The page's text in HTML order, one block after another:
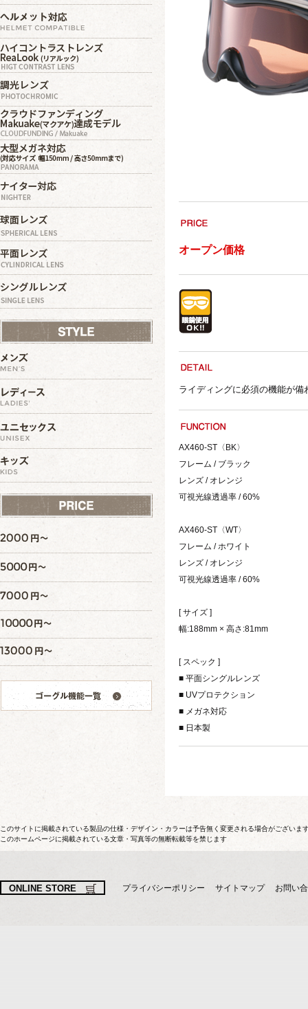
オープン価格
ライディングに必須の機能が
AX460-ST〈BK〉
フレーム / ブラック
レンズ / オレンジ
可視光線透過率 / 60%
AX460-ST〈WT〉
フレーム / ホワイト
レンズ / オレンジ
可視光線透過率 / 60%
[ サイズ ]
幅:188mm × 高さ:81mm
[ スペック ]
■ 平面シングルレンズ
■ UVプロテクション
■ メガネ対応
■ 日本製
このサイトに掲載されている製品の仕様・デザイン・カラーは予告無く変更される場合がござい
このホームページに掲載されている文章・写真等の無断転載等を禁じます
ONLINE STORE プライバシーポリシー サイトマップ お問い